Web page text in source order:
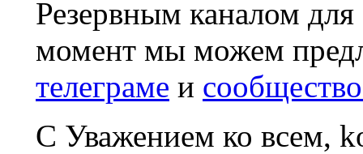
Резервным каналом
момент мы можем
телеграме и
С Уважением ко всем,